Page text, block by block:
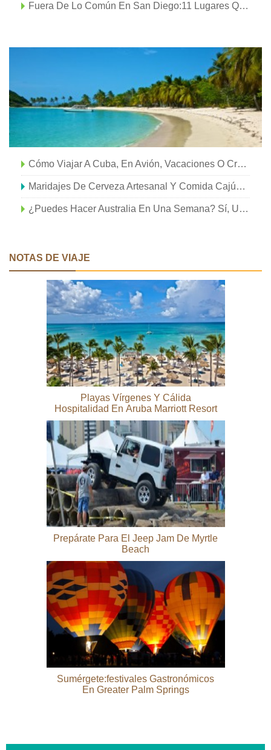
Fuera De Lo Común En San Diego:11 Lugares Que Le Encantarán A Toda La Familia
Cómo Viajar A Cuba, En Avión, Vacaciones O Crucero
Maridajes De Cerveza Artesanal Y Comida Cajún:segunda Parte
¿Puedes Hacer Australia En Una Semana? Sí, Usted Puede Y Aquí Está Cómo.
NOTAS DE VIAJE
Playas Vírgenes Y Cálida
Hospitalidad En Aruba Marriott Resort
Prepárate Para El Jeep Jam De Myrtle
Beach
Sumérgete:festivales Gastronómicos
En Greater Palm Springs